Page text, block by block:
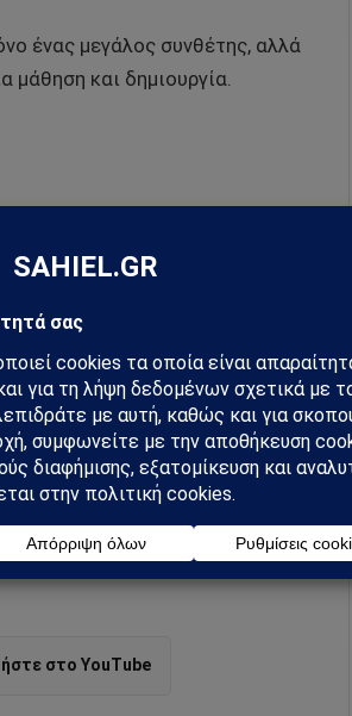
ένας μεγάλος συνθέτης, αλλά
και δημιουργία.
τις σημαντικότερες
Μουσικός Γίγαντας
στο YouTube